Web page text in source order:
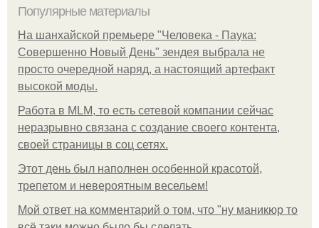
Популярные материалы
На шанхайской премьере "Человека - Паука:
Совершенно Новый День" зендея выбрала не
просто очередной наряд, а настоящий артефакт
высокой моды.
Работа в MLM, то есть сетевой компании сейчас
неразрывно связана с создание своего контента,
своей страницы в соц сетях.
Этот день был наполнен особенной красотой,
трепетом и невероятным весельем!
Мой ответ на комментарий о том, что "ну маникюр то